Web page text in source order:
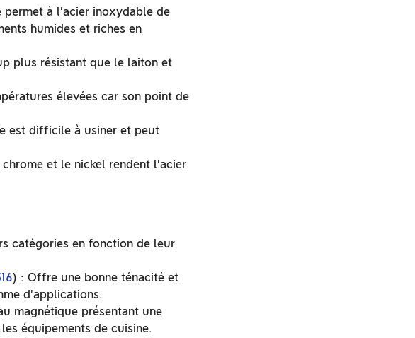
permet à l'acier inoxydable de
humides et riches en
plus résistant que le laiton et
élevées car son point de
est difficile à usiner et peut
et le nickel rendent l'acier
catégories en fonction de leur
) : Offre une bonne ténacité et
d'applications.
magnétique présentant une
équipements de cuisine.